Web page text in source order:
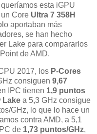
esta iGPU
Core Ultra 7 358H
aportaban más
se han hecho
Lake para compararlos
de AMD.
2017, los P-Cores
consiguen 9,67
IPC tienen 1,9 puntos
Lake a 5,3 GHz consigue
GHz, lo que lo hace un
contra AMD, a 5,1
de 1,73 puntos/GHz,